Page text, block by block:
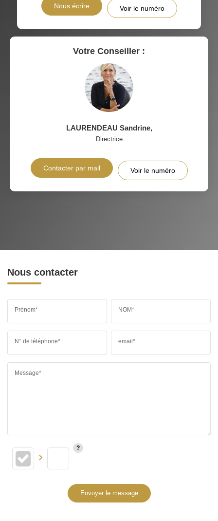
Nous écrire Voir le numéro
Votre Conseiller :
LAURENDEAU Sandrine,
Directrice
Contacter par mail Voir le numéro
Nous contacter
Prénom* NOM*
N° de téléphone* email*
Message*
Envoyer le message